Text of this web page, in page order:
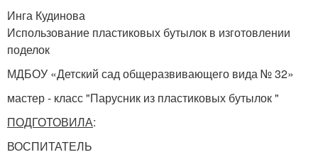
Инга Кудинова
Использование пластиковых бутылок в изготовлении
поделок
МДБОУ «Детский сад общеразвивающего вида № 32»
мастер - класс "Парусник из пластиковых бутылок "
ПОДГОТОВИЛА:
ВОСПИТАТЕЛЬ